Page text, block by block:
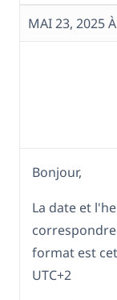
MAI 23, 2025
Bonjour,
La date et
format est
UTC+2